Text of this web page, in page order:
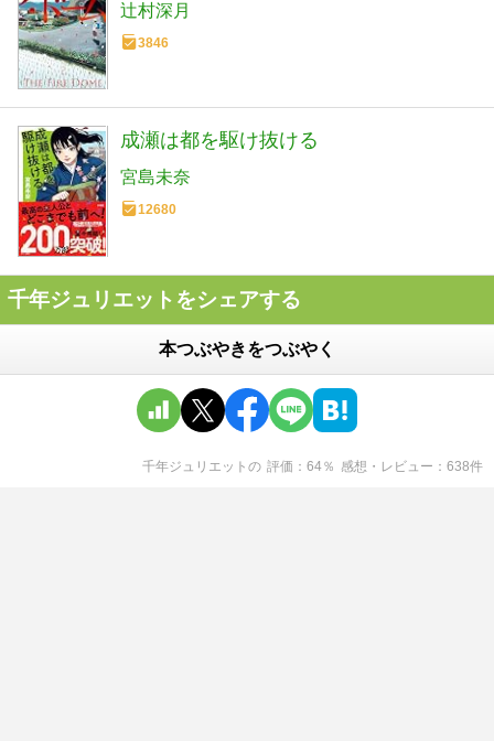
辻村深月
3846
成瀬は都を駆け抜ける
宮島未奈
12680
千年ジュリエットをシェアする
本つぶやきをつぶやく
千年ジュリエット の 評価 64％ 感想・レビュー 638件